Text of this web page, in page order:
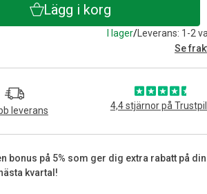
Lägg i korg
I lager/Leverans: 1-2
Se
leverans 4,4 stjärnor på
bonus på 5% som ger dig extra rabatt på
kvartal!